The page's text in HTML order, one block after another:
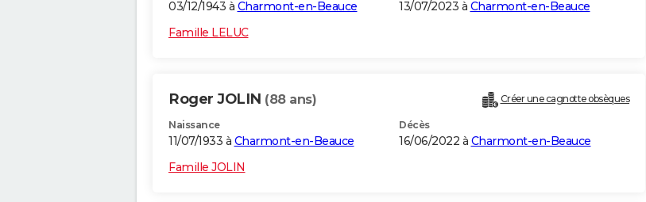
03/12/1943 à Charmont-en-Beauce 13/07/2023 à Charmont-en-Beauce
Famille LELUC
Roger JOLIN (88 ans) Créer une cagnotte obsèques
Naissance
11/07/1933 à Charmont-en-Beauce
Décès
16/06/2022 à Charmont-en-Beauce
Famille JOLIN